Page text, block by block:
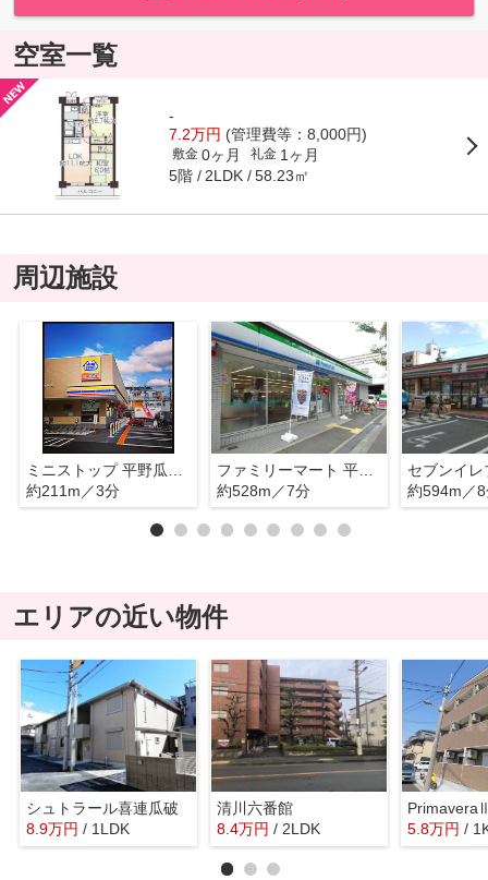
空室一覧
-
7.2万円 (管理費等：8,000円)
敷金 0ヶ月 礼金 1ヶ月
5階 2LDK 58.23㎡
周辺施設
約211m／3分
ファミリーマート 平野瓜破店
約528m／7分
約594m／
エリアの近い物件
シュトラール喜連瓜破
8.9万円 / 1LDK
清川六番館
8.4万円 / 2LDK
5.8万円 /